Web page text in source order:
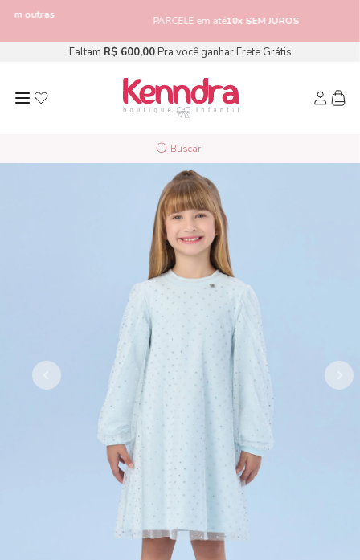
PARCELE em até10x SEM JUROS
Faltam R$ 600,00Pra você ganhar Frete Grátis